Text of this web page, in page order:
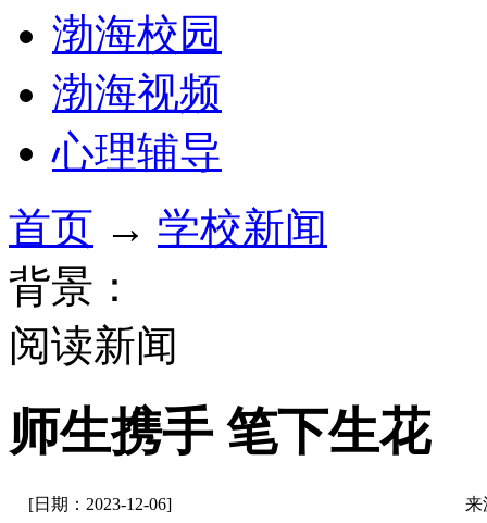
渤海校园
渤海视频
心理辅导
首页 → 学校新闻
背景：
阅读新闻
师生携手 笔下生花
[日期：2023-12-06] 来